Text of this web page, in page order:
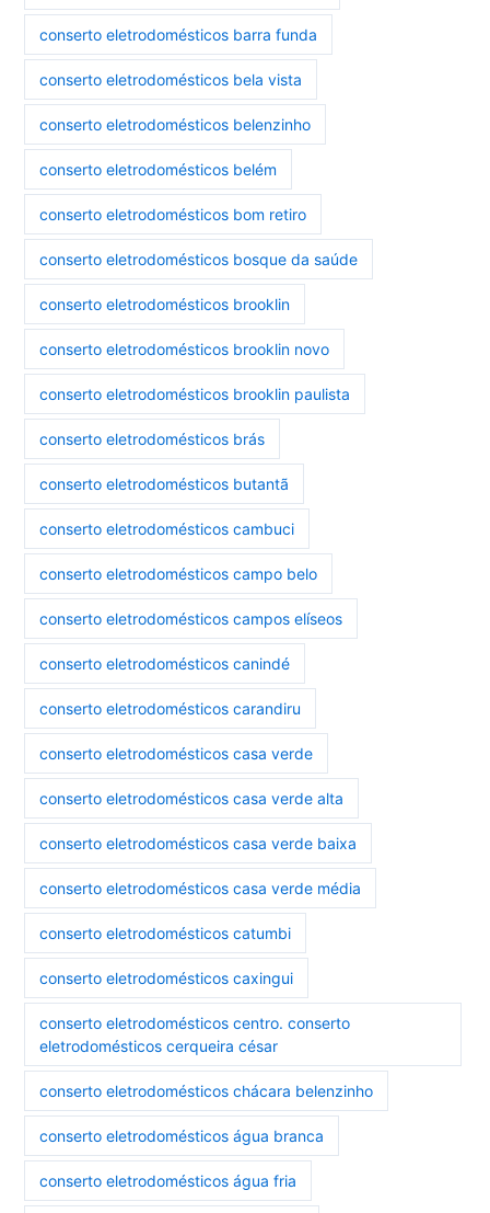
conserto eletrodomésticos barra funda
conserto eletrodomésticos bela vista
conserto eletrodomésticos belenzinho
conserto eletrodomésticos belém
conserto eletrodomésticos bom retiro
conserto eletrodomésticos bosque da saúde
conserto eletrodomésticos brooklin
conserto eletrodomésticos brooklin novo
conserto eletrodomésticos brooklin paulista
conserto eletrodomésticos brás
conserto eletrodomésticos butantã
conserto eletrodomésticos cambuci
conserto eletrodomésticos campo belo
conserto eletrodomésticos campos elíseos
conserto eletrodomésticos canindé
conserto eletrodomésticos carandiru
conserto eletrodomésticos casa verde
conserto eletrodomésticos casa verde alta
conserto eletrodomésticos casa verde baixa
conserto eletrodomésticos casa verde média
conserto eletrodomésticos catumbi
conserto eletrodomésticos caxingui
conserto eletrodomésticos centro. conserto
eletrodomésticos cerqueira césar
conserto eletrodomésticos chácara belenzinho
conserto eletrodomésticos água branca
conserto eletrodomésticos água fria